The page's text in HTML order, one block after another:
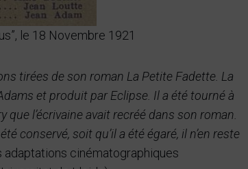
le 18 Novembre 1921
tirées de son roman La Petite Fadette. La
et produit par Eclipse. Il a été tourné à
que l’écrivaine avait recréé dans son roman.
conservé, soit qu’il a été égaré, il n’en reste
adaptations cinématographiques